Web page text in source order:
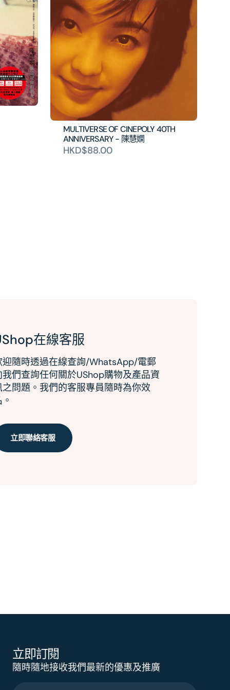
MULTIVERSE OF CINEPOLY 40TH
ANNIVERSARY - 陳慧嫻
HKD$88.00
在線客服
迎隨時透過在線查詢/WhatsApp/電郵
我們查詢任何關於UShop購物及產品資
之問題。我們的客服專員隨時為你效
立即聯絡客服
立即訂閱
隨時隨地接收我們最新的優惠及推廣